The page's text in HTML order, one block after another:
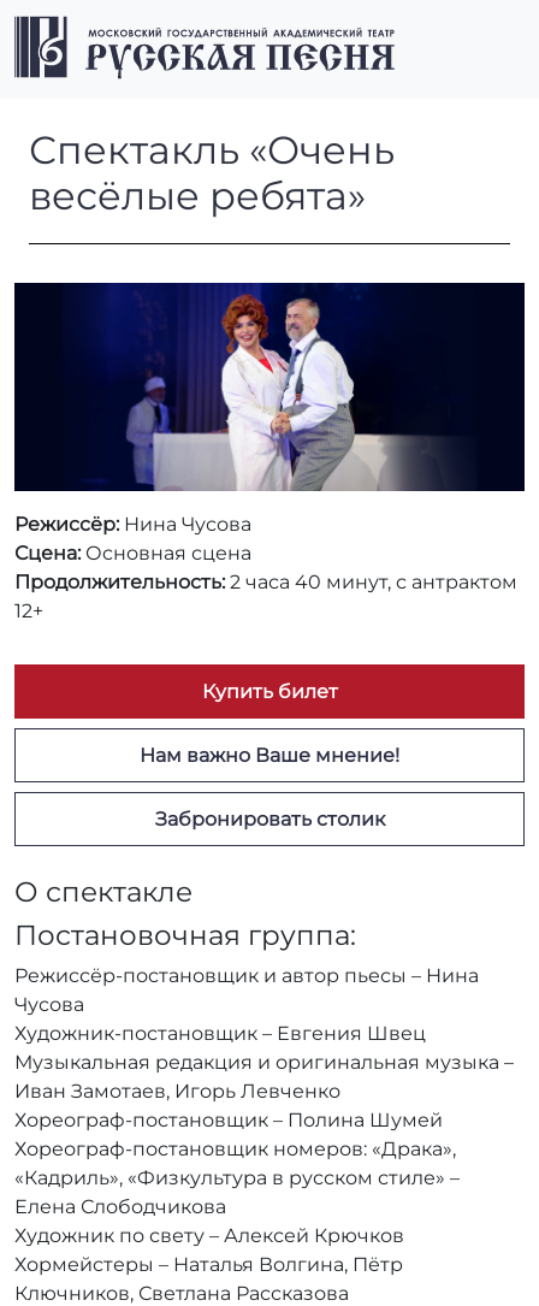
Перейти к содержимому
Перейти к футеру
Спектакль «Очень весёлые
Спектакль «Очень
весёлые ребята»
Режиссёр:Нина Чусова
Сцена:Основная сцена
Продолжительность:2 часа 40 минут, с антрактом
12+
Купить билет
Нам важно Ваше мнение!
Забронировать столик
О спектакле
Постановочная группа:
Режиссёр-постановщик и автор пьесы – Нина
Чусова
Художник-постановщик – Евгения Швец
Музыкальная редакция и оригинальная музыка –
Иван Замотаев, Игорь Левченко
Хореограф-постановщик – Полина Шумей
Хореограф-постановщик номеров: «Драка»,
«Кадриль», «Физкультура в русском стиле» –
Елена Слободчикова
Художник по свету – Алексей Крючков
Хормейстеры – Наталья Волгина, Пётр
Ключников, Светлана Рассказова